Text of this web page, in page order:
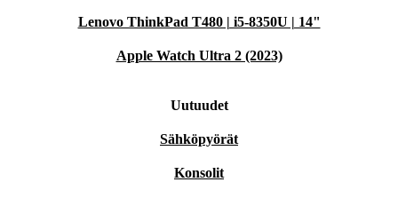
Lenovo ThinkPad T480 | i5-8350U | 14"
Apple Watch Ultra 2 (2023)
Uutuudet
Sähköpyörät
Konsolit